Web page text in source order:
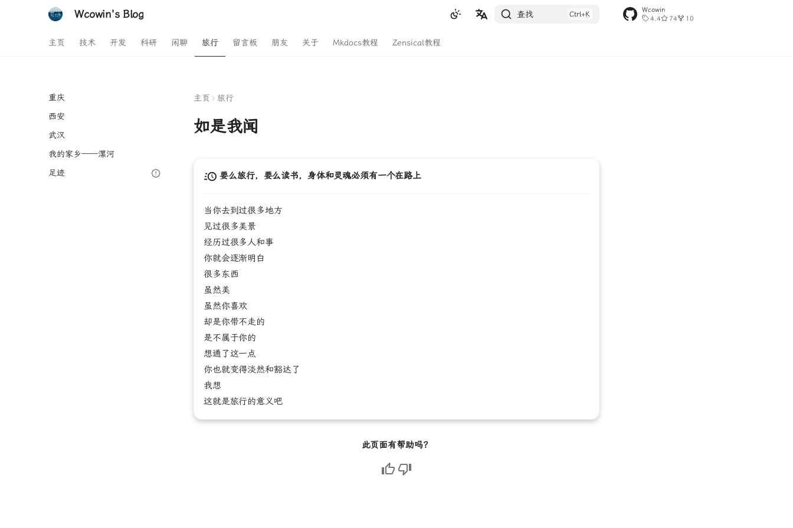
Wcowin's Blog 查找
Wcowin
4.4
74 10
主页 技术 开发 科研 闲聊 旅行 留言板 朋友 关于 Mkdocs教程 Zensical教程
重庆
西安
武汉
我的家乡——漯河
足迹
主页 旅行
如是我闻
要么旅行，要么读书，身体和灵魂必须有一个在路上
当你去到过很多地方
见过很多美景
经历过很多人和事
你就会逐渐明白
很多东西
虽然美
虽然你喜欢
却是你带不走的
是不属于你的
想通了这一点
你也就变得淡然和豁达了
我想
这就是旅行的意义吧
此页面有帮助吗？